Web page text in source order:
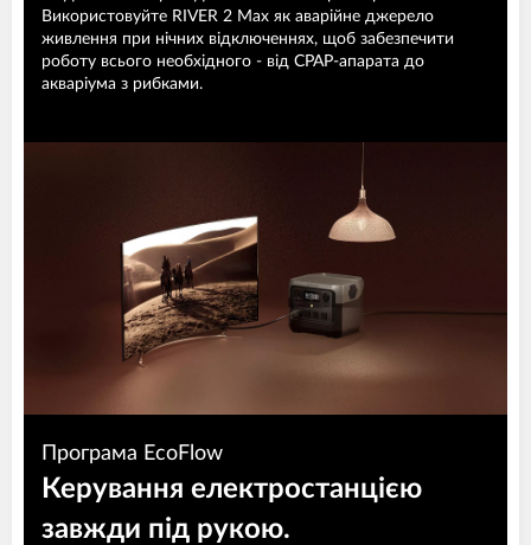
Використовуйте RIVER 2 Max як аварійне джерело
живлення при нічних відключеннях, щоб забезпечити
роботу всього необхідного - від CPAP-апарата до
акваріума з рибками.
Програма EcoFlow
Керування електростанцією
завжди під рукою.